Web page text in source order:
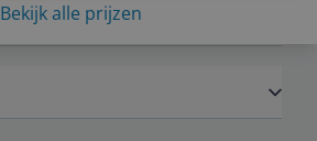
Bekijk alle prijzen